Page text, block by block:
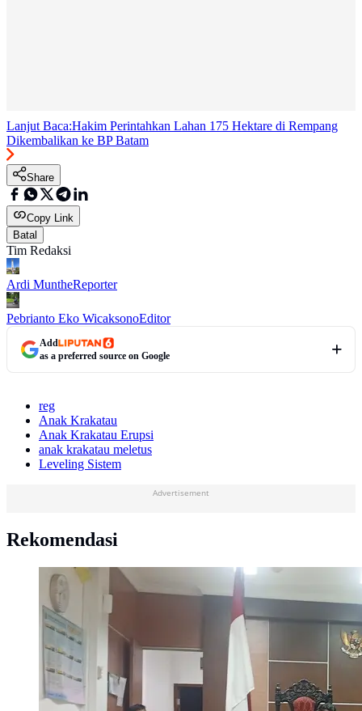
Lanjut Baca:Hakim Perintahkan Lahan 175 Hektare di Rempang
Dikembalikan ke BP Batam
Share
Copy Link
Batal
Tim Redaksi
Ardi MuntheReporter
Pebrianto Eko WicaksonoEditor
Add
as a preferred source on Google
reg
Anak Krakatau
Anak Krakatau Erupsi
anak krakatau meletus
Leveling Sistem
Advertisement
Rekomendasi